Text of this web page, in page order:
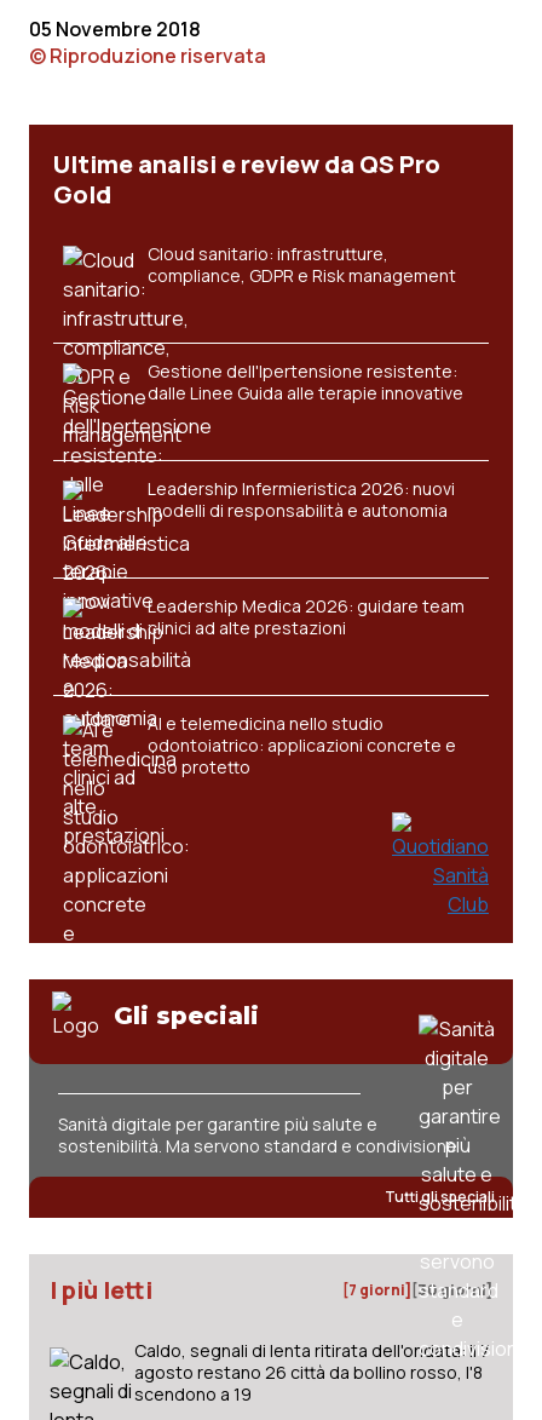
Piemonte
Puglia
Sardegna
Sicilia
Toscana
Umbria
Valle D’Aosta
Veneto
HIV
Malattie rare
Malattia di Crohn & Rettocolite Ulcerosa
Neuroscienze & patologie neurodegenerative
Obesità
Oftalmologia
Oncodermatologia
Oncoematologia
Oncologia & Nutrizione
Psoriasi & pelle
Quotidiano Cardiologia
Quotidiano Chirurgia
Quotidiano Oncologia
Rene & patologie urogenitali
Salute orale & impianti
Sangue & coagulazione
Tiroide
Tumore al seno
Tumore ovarico
Tumori del Polmone & Testa Collo
05 Novembre 2018
© Riproduzione riservata
Ultime analisi e review da QS Pro
Gold
Cloud sanitario: infrastrutture,
compliance, GDPR e Risk management
Gestione dell'Ipertensione resistente:
dalle Linee Guida alle terapie innovative
Leadership Infermieristica 2026: nuovi
modelli di responsabilità e autonomia
Leadership Medica 2026: guidare team
clinici ad alte prestazioni
AI e telemedicina nello studio
odontoiatrico: applicazioni concrete e
uso protetto
Gli speciali
Sanità digitale per garantire più salute e
sostenibilità. Ma servono standard e condivisione
Tutti gli speciali
I più letti [7 giorni] [30 giorni]
Caldo, segnali di lenta ritirata dell'ondata: il 7
agosto restano 26 città da bollino rosso, l'8
scendono a 19